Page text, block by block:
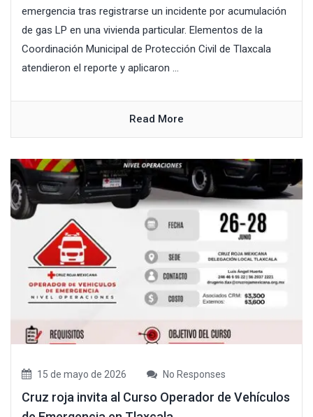
emergencia tras registrarse un incidente por acumulación
de gas LP en una vivienda particular. Elementos de la
Coordinación Municipal de Protección Civil de Tlaxcala
atendieron el reporte y aplicaron ...
Read More
15 de mayo de 2026 No Responses
Cruz roja invita al Curso Operador de Vehículos